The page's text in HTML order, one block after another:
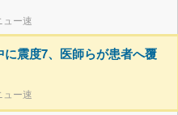
ュー速
に震度7、医師らが患者へ覆
ュー速